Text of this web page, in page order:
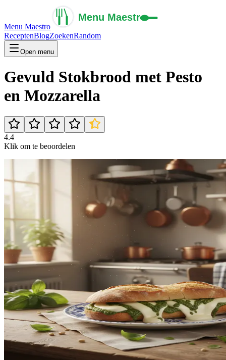
Menu Maestro
ReceptenBlogZoekenRandom
Open menu
Gevuld Stokbrood met Pesto
en Mozzarella
4.4
Klik om te beoordelen